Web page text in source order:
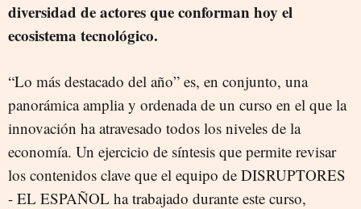
diversidad de actores que conforman hoy el
ecosistema tecnológico.
“Lo más destacado del año” es, en conjunto, una
panorámica amplia y ordenada de un curso en el que la
innovación ha atravesado todos los niveles de la
economía. Un ejercicio de síntesis que permite revisar
los contenidos clave que el equipo de DISRUPTORES
- EL ESPAÑOL ha trabajado durante este curso,